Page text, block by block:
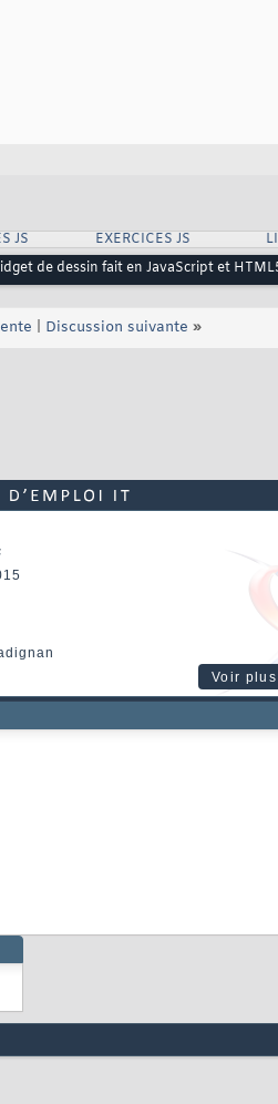
JS EXERCICES JS
de dessin fait en JavaScript et
Discussion suivante »
Voir